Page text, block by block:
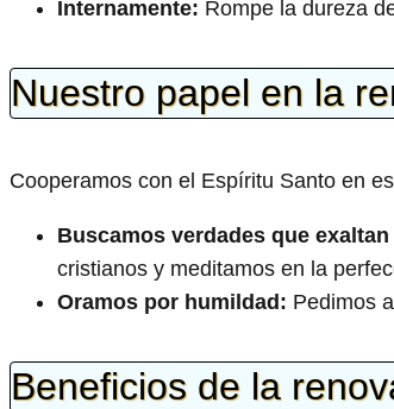
Internamente: Rompe la dureza
Nuestro papel en la
Cooperamos con el Espíritu Santo en
Buscamos verdades que
cristianos y meditamos en la
Oramos por humildad: Pedimos
Beneficios de la